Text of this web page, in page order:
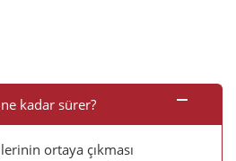
kadar sürer?
ortaya çıkması